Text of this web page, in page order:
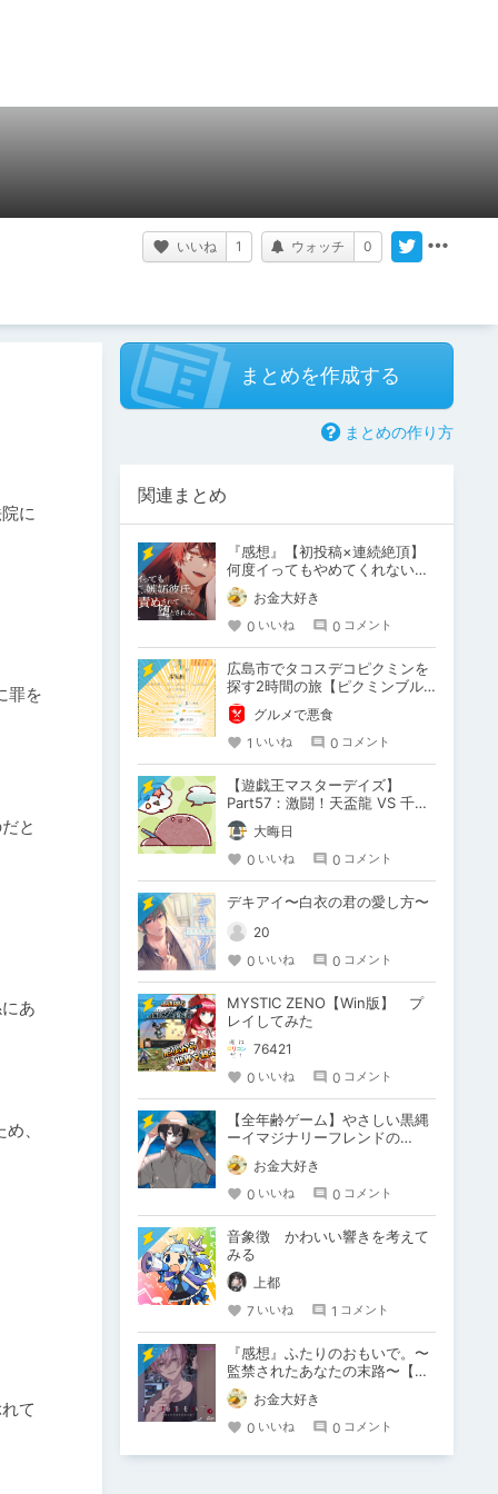
いいね 1 ウォッチ 0
に
罪を
と
あ
、
て
まとめを作成する
まとめの作り方
関連まとめ
『感想』【初投稿×連続絶頂】
何度イってもやめてくれない嫉
妬彼氏に激責めされて堕とされ
る。お金大好き
0 いいね 0 コメント
広島市でタコスデコピクミンを
探す2時間の旅【ピクミンブル
ーム / Pikmin Bloom】
グルメで悪食
1 いいね 0 コメント
【遊戯王マスターデイズ】
Part57：激闘！天盃龍 VS 千年
D【架空デュエル】
大晦日
0 いいね 0 コメント
デキアイ〜白衣の君の愛し方〜
20
0 いいね 0 コメント
MYSTIC ZENO【Win版】 プ
レイしてみた
76421
0 いいね 0 コメント
【全年齢ゲーム】やさしい黒縄
ーイマジナリーフレンドの
「彼」と過ごすおぼんやすみー
お金大好き
0 いいね 0 コメント
音象徴 かわいい響きを考えて
みる
上都
7 いいね 1 コメント
『感想』ふたりのおもいで。〜
監禁されたあなたの末路〜【が
るまに限定特典付き】
お金大好き
0 いいね 0 コメント